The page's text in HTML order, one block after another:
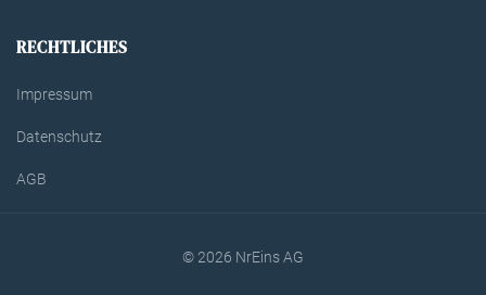
RECHTLICHES
Impressum
Datenschutz
AGB
© 2026 NrEins AG